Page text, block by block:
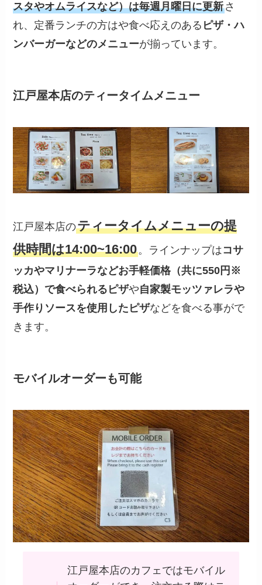
スタやオムライスなど）は毎週月曜日に更新さ
れ、定番ランチの方はや食べ応えのある ピザ・ハ
ンバーガーなどのメニューが揃っています。
江戸屋本店のティータイムメニュー
江戸屋本店のティータイムメニューの提
供時間は14:00~16:00。ラインナップはコサ
ッカやマリナーラなどお手軽価格（共に550円※
税込）で食べられるピザや自家製モッツァレラや
手作りソースを使用したピザなどを食べる事がで
きます。
モバイルオーダーも可能
江戸屋本店のカフェではモバイル